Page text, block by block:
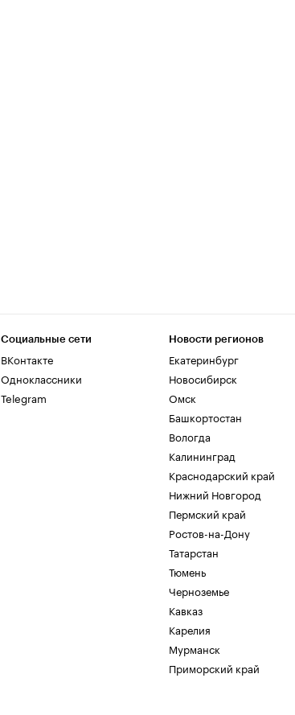
Социальные сети
ВКонтакте
Одноклассники
Telegram
Новости регионов
Екатеринбург
Новосибирск
Омск
Башкортостан
Вологда
Калининград
Краснодарский край
Нижний Новгород
Пермский край
Ростов-на-Дону
Татарстан
Тюмень
Черноземье
Кавказ
Карелия
Мурманск
Приморский край